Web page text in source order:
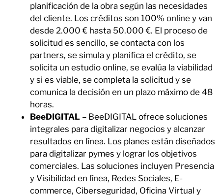
planificación de la obra según las necesidades
del cliente. Los créditos son 100% online y van
desde 2.000 € hasta 50.000 €. El proceso de
solicitud es sencillo, se contacta con los
partners, se simula y planifica el crédito, se
solicita un estudio online, se evalúa la viabilidad
y si es viable, se completa la solicitud y se
comunica la decisión en un plazo máximo de 48
horas.
BeeDIGITAL – BeeDIGITAL ofrece soluciones
integrales para digitalizar negocios y alcanzar
resultados en línea. Los planes están diseñados
para digitalizar pymes y lograr los objetivos
comerciales. Las soluciones incluyen Presencia
y Visibilidad en línea, Redes Sociales, E-
commerce, Ciberseguridad, Oficina Virtual y